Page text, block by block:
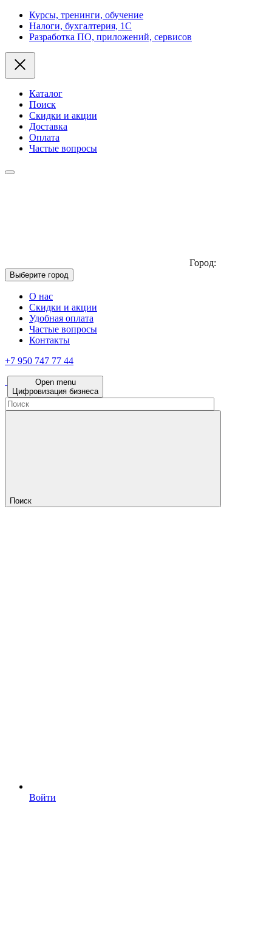
Курсы, тренинги, обучение
Налоги, бухгалтерия, 1С
Разработка ПО, приложений, сервисов
Каталог
Поиск
Скидки и акции
Доставка
Оплата
Частые вопросы
Город:
Выберите город
О нас
Скидки и акции
Удобная оплата
Частые вопросы
Контакты
+7 950 747 77 44
Open menu
Цифровизация бизнеса
Поиск
Войти